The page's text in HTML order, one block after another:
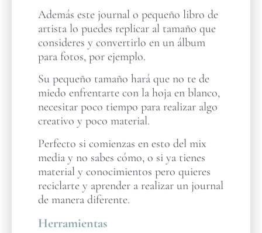
Además este journal o pequeño libro de
artista lo puedes replicar al tamaño que
consideres y convertirlo en un álbum
para fotos, por ejemplo.
Su pequeño tamaño hará que no te de
miedo enfrentarte con la hoja en blanco,
necesitar poco tiempo para realizar algo
creativo y poco material.
Perfecto si comienzas en esto del mix
media y no sabes cómo, o si ya tienes
material y conocimientos pero quieres
reciclarte y aprender a realizar un journal
de manera diferente.
Herramientas